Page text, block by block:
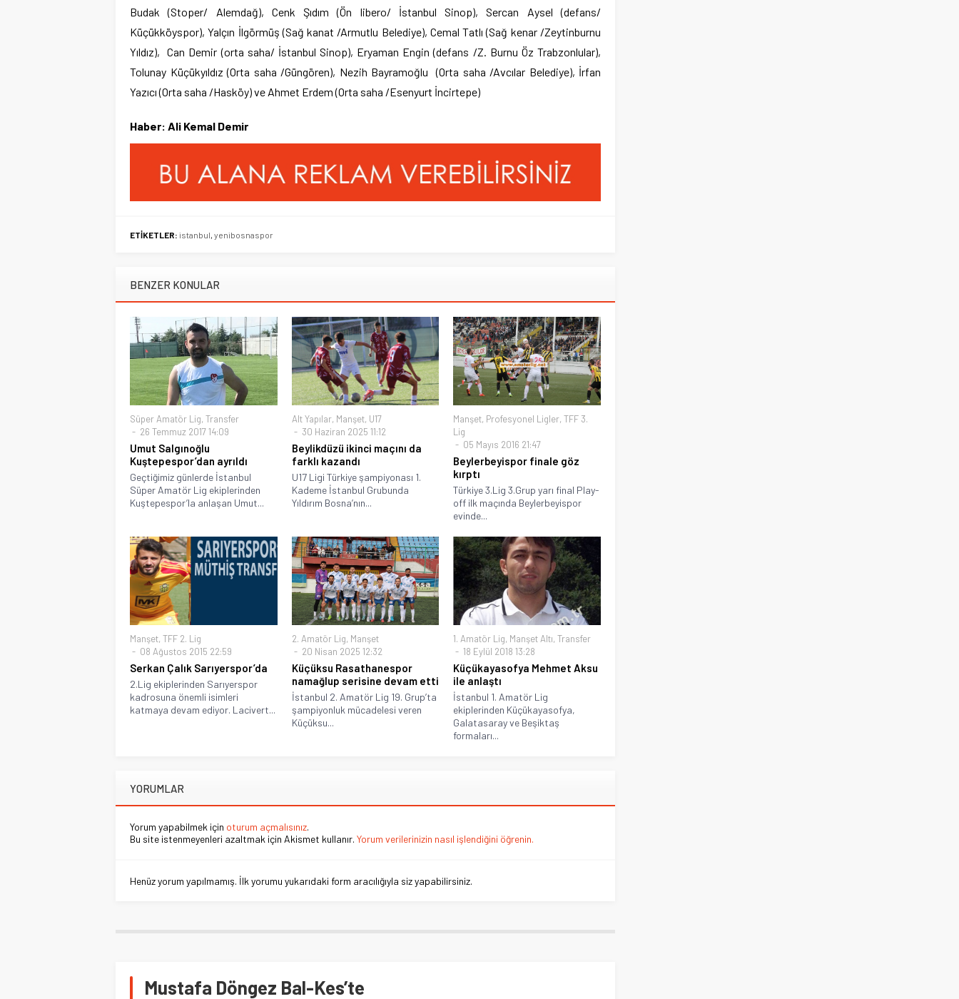
Budak (Stoper/ Alemdağ), Cenk Şıdım (Ön libero/ İstanbul Sinop), Sercan Aysel (defans/
Küçükköyspor), Yalçın İlgörmüş (Sağ kanat /Armutlu Belediye), Cemal Tatlı (Sağ kenar /Zeytinburnu
Yıldız), Can Demir (orta saha/ İstanbul Sinop), Eryaman Engin (defans /Z. Burnu Öz Trabzonlular),
Tolunay Küçükyıldız (Orta saha /Güngören), Nezih Bayramoğlu (Orta saha /Avcılar Belediye), İrfan
Yazıcı (Orta saha /Hasköy) ve Ahmet Erdem (Orta saha /Esenyurt İncirtepe)
Haber: Ali Kemal Demir
ETİKETLER: istanbul, yenibosnaspor
BENZER KONULAR
Süper Amatör Lig, Transfer
26 Temmuz 2017 14:09
Umut Salgınoğlu
Kuştepespor’dan ayrıldı
Geçtiğimiz günlerde İstanbul
Süper Amatör Lig ekiplerinden
Kuştepespor’la anlaşan Umut...
Alt Yapılar, Manşet, U17
30 Haziran 2025 11:12
Beylikdüzü ikinci maçını da
farklı kazandı
U17 Ligi Türkiye şampiyonası 1.
Kademe İstanbul Grubunda
Yıldırım Bosna’nın...
Manşet, Profesyonel Ligler,TFF 3.
Lig
05 Mayıs 2016 21:47
Beylerbeyispor finale göz
kırptı
Türkiye 3.Lig 3.Grup yarı final Play-
off ilk maçında Beylerbeyispor
evinde...
Manşet, TFF 2. Lig
08 Ağustos 2015 22:59
Serkan Çalık Sarıyerspor’da
2.Lig ekiplerinden Sarıyerspor
kadrosuna önemli isimleri
katmaya devam ediyor. Lacivert...
2. Amatör Lig, Manşet
20 Nisan 2025 12:32
Küçüksu Rasathanespor
namağlup serisine devam etti
İstanbul 2. Amatör Lig 19. Grup’ta
şampiyonluk mücadelesi veren
Küçüksu...
1. Amatör Lig, Manşet Altı,Transfer
18 Eylül 2018 13:28
Küçükayasofya Mehmet Aksu
ile anlaştı
İstanbul 1. Amatör Lig
ekiplerinden Küçükayasofya,
Galatasaray ve Beşiktaş
formaları...
YORUMLAR
Yorum yapabilmek için oturum açmalısınız.
Bu site istenmeyenleri azaltmak için Akismet kullanır. Yorum verilerinizin nasıl işlendiğini öğrenin.
Henüz yorum yapılmamış. İlk yorumu yukarıdaki form aracılığıyla siz yapabilirsiniz.
Mustafa Döngez Bal-Kes’te